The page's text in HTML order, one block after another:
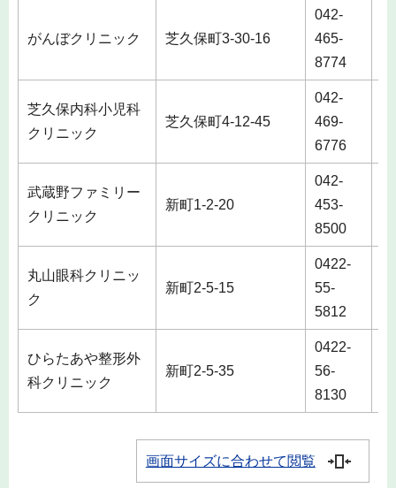
がんぼクリニック 芝久保町3-30-16
042-
465-
8774
芝久保内科小児科
クリニック
芝久保町4-12-45
042-
469-
6776
武蔵野ファミリー
クリニック
新町1-2-20
042-
453-
8500
丸山眼科クリニッ
ク
新町2-5-15
0422-
55-
5812
ひらたあや整形外
科クリニック
新町2-5-35
0422-
56-
8130
画面サイズに合わせて閲覧